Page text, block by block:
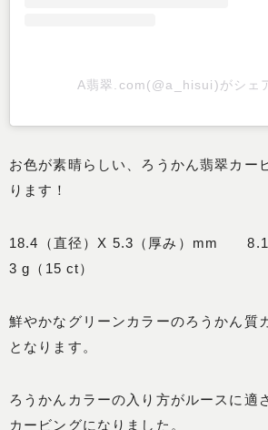
A翡翠.com(@a_hisui)がシェ
お色が素晴らしい、ろうかん翡翠カー
ります！
18.4（直径）X 5.3（厚み）mm 8.1
3 g（15 ct）
鮮やかなグリーンカラーのろうかん質
となります。
ろうかんカラーの入り方がルースに適
カービングになりました。